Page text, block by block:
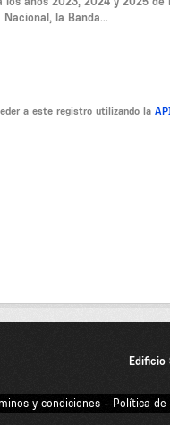
la Banda...
a este registro utilizando la
Edificio
y condiciones - Política de